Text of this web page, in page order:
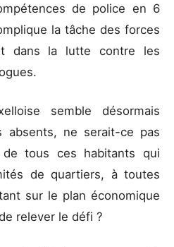
de police en 6
la tâche des forces
dans la lutte contre les
semble désormais
absents, ne serait-ce pas
de tous ces habitants qui
de quartiers, à toutes
sur le plan économique
relever le défi ?